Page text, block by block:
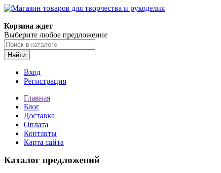
Корзина ждет
Выберите любое предложение
Найти
Вход
Регистрация
Главная
Блог
Доставка
Оплата
Контакты
Карта сайта
Каталог предложений